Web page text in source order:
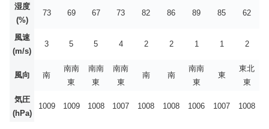
湿度
(%)
73 69 67 73 82 86 89 85 62
風速
(m/s)
3 5 5 4 2 2 1 1 2
風向 南
南南
東
南南
東
南南
東
南 南
南南
東
東
東北
東
気圧
(hPa)
1009 1009 1008 1007 1008 1008 1006 1007 1008